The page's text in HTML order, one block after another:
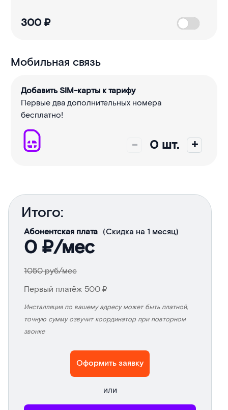
300₽
Мобильная связь
Добавить SIM-карты к тарифу
Первые два дополнительных номера
бесплатно!
- 0 шт. +
Итого:
Абонентская плата (Скидка на 1 месяц)
0 ₽/мес
1050руб/мес
Первый платёж 500₽
Инсталляция по вашему адресу может быть платной,
точную сумму озвучит координатор при повторном
звонке
Оформить заявку
или